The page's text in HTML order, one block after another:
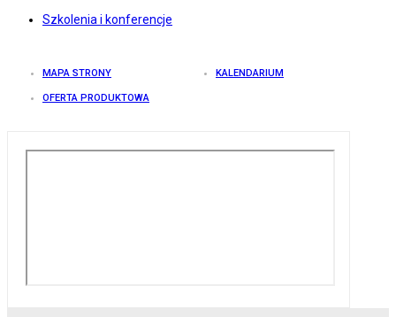
Szkolenia i konferencje
MAPA STRONY KALENDARIUM
OFERTA PRODUKTOWA